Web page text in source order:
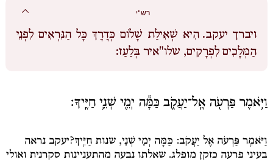
רש"י
ויברך יעקב. הִיא שְׁאִילַת שָׁלוֹם כְּדֶרֶךְ כָּל הַנִּרְאִים לִפְנֵי
הַמְּלָכִים לִפְרָקִים, שלו"איר בְּלַעַז:
וַיֹּ֥אמֶר פַּרְעֹ֖ה אֶֽל־יַעֲקֹ֑ב כַּמָּ֕ה יְמֵ֖י שְׁנֵ֥י חַיֶּֽיךָ׃
וַיֹּאמֶר פַּרְעֹה אֶל יַעֲקֹב: כַּמָּה יְמֵי שְׁנֵי, שנות חַיֶּיךָ?יעקב נראה
בעיני פרעה כזקן מופלג. שאלתו נבעה מהתעניינות סקרנית ואולי